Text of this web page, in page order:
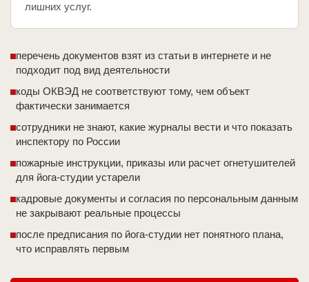
лишних услуг.
перечень документов взят из статьи в интернете и не
подходит под вид деятельности
коды ОКВЭД не соответствуют тому, чем объект
фактически занимается
сотрудники не знают, какие журналы вести и что показать
инспектору по России
пожарные инструкции, приказы или расчет огнетушителей
для йога-студии устарели
кадровые документы и согласия по персональным данным
не закрывают реальные процессы
после предписания по йога-студии нет понятного плана,
что исправлять первым